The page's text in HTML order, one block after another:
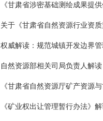
《甘肃省涉密基础测绘成果提
关于《甘肃省自然资源行业资
权威解读：规范城镇开发边界
自然资源部相关司局负责人解
《甘肃省自然资源厅矿产资源
《矿业权出让管理暂行办法》